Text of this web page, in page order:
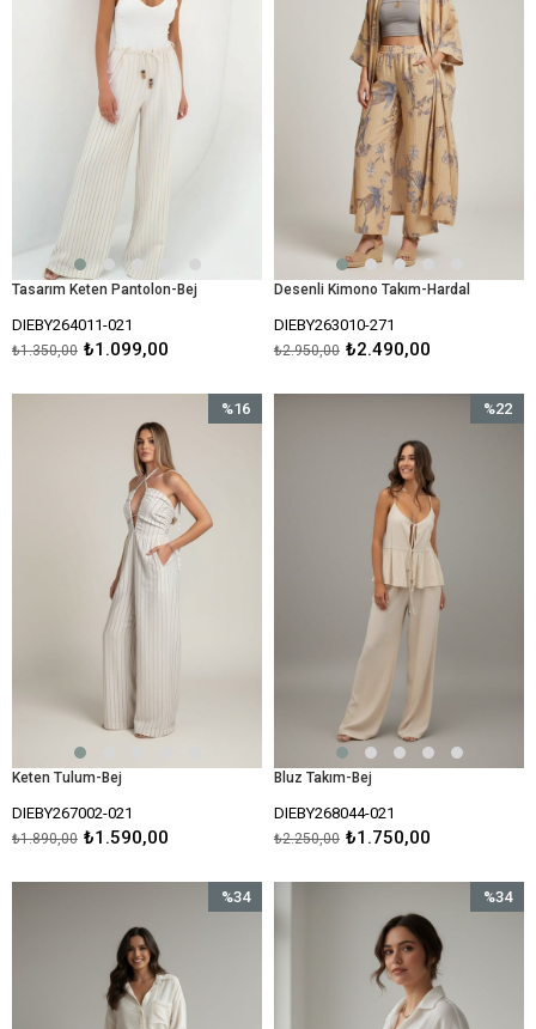
Tasarım Keten Pantolon-Bej
DIEBY264011-021
₺1.099,00
₺1.350,00
Desenli Kimono Takım-Hardal
DIEBY263010-271
₺2.490,00
₺2.950,00
Keten Tulum-Bej
DIEBY267002-021
₺1.590,00
₺1.890,00
%16
Bluz Takım-Bej
DIEBY268044-021
₺1.750,00
₺2.250,00
%22
%34
%34